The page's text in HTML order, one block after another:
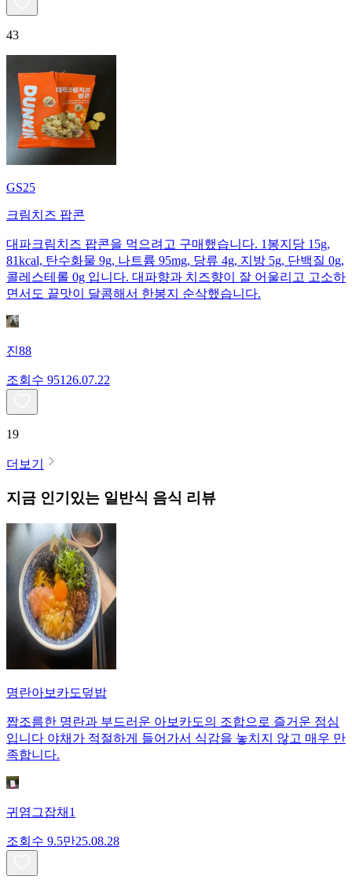
43
GS25
크림치즈 팝콘
대파크림치즈 팝콘을 먹으려고 구매했습니다. 1봉지당 15g,
81kcal, 탄수화물 9g, 나트륨 95mg, 당류 4g, 지방 5g, 단백질 0g,
콜레스테롤 0g 입니다. 대파향과 치즈향이 잘 어울리고 고소하
면서도 끝맛이 달콤해서 한봉지 순삭했습니다.
진88
조회수 951 26.07.22
19
더보기
지금 인기있는 일반식 음식 리뷰
명란아보카도덮밥
짭조름한 명란과 부드러운 아보카도의 조합으로 즐거운 점심
입니다 야채가 적절하게 들어가서 식감을 놓치지 않고 매우 만
족합니다.
귀염그잡채1
조회수 9.5만25.08.28